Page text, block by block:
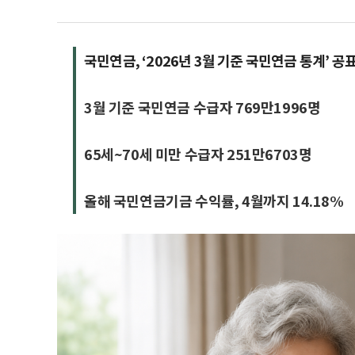
국민연금, ‘2026년 3월 기준 국민연금 통계’ 공
3월 기준 국민연금 수급자 769만1996명
65세~70세 미만 수급자 251만6703명
올해 국민연금기금 수익률, 4월까지 14.18%